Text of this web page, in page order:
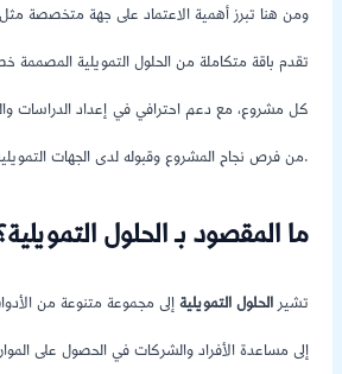
ومن هنا تبرز أهمية الاعتماد على جهة متخصصة
تقدم باقة متكاملة من الحلول التمويلية المصممة
كل مشروع، مع دعم احترافي في إعداد الدراسات
من فرص نجاح المشروع وقبوله لدى الجهات التمويلية المختلفة.
ما المقصود بـ الحلول
تشير الحلول التمويليةإلى مجموعة متنوعة من
إلى مساعدة الأفراد والشركات في الحصول على الموارد